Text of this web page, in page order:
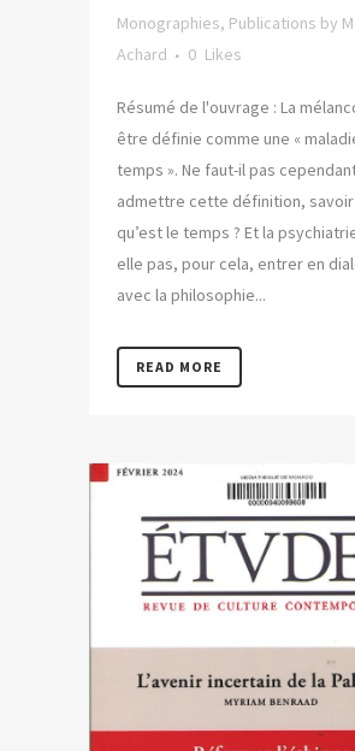
Monographies, Publications by
Achard
0 Likes
Résumé de l'ouvrage : La
être définie comme une «
temps ». Ne faut-il pas
admettre cette définition,
qu’est le temps ? Et la
elle pas, pour cela, entrer en
avec la philosophie...
READ MORE